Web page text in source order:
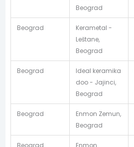
Beograd
Beograd
Kerametal -
Leštane,
Beograd
Beograd
Ideal keramika
doo - Jajinci,
Beograd
Beograd
Enmon Zemun,
Beograd
Beograd
Enmon